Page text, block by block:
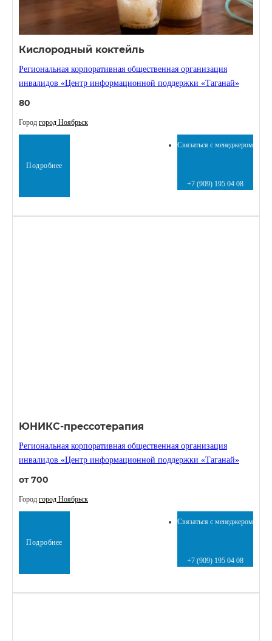
Кислородный коктейль
Региональная корпоративная общественная организация
инвалидов «Центр информационной поддержки «Таганай»
80
Город город Ноябрьск
Подробнее
Связаться с менеджером
+7 (909) 195 04 08
ЮНИКС-прессотерапия
Региональная корпоративная общественная организация
инвалидов «Центр информационной поддержки «Таганай»
от 700
Город город Ноябрьск
Подробнее
Связаться с менеджером
+7 (909) 195 04 08